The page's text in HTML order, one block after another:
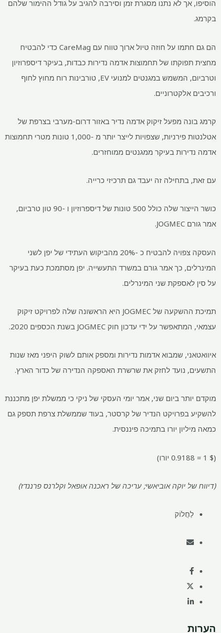
הוסיפו, אך לא נתנו מסגרת זמן וסירבה להגיב על גודל ההימור שלהם
בקרמג.
הם גם חתמו על חוזה טיול ארוך טווח עם CareMag כדי להבטיח
מחצית תפוקתו של תחמוצות אדמה נדירות כבדות, בעיקר דיספרוזיון
וטרביום, המשמש במגנטים למנועי EV, טורבינות רוח מחוץ לחוף
ורכיבים אלקטרוניים.
קרמג בונה מפעל זיקוק אדמה נדיר באזור דרום-מערבי בצרפת של
אטלנטות פירניות, שצפויות לייצר יותר מ -1,000 טונות מטרי תחמוצות
אדמה נדירות בעיקר ממגנטים ממוחזרים.
עם זאת, בתחילה זה יעבד גם תרכיזי כרייה.
כושר הייצור שלה כולל 500 טונות של דיספרוזיון ו -90 טון טרביום,
אמר גורם JOGMEC.
העסקה צפויה להבטיח כ -20% מהביקוש העתידי של יפן לשני
המינרלים, כך אמר גורם במשרד התעשייה. יפן מסתמכת כעת בעיקר
על סין לאספקת שני המינרלים.
תמיכת ההשקעה של JOGMEC היא הראשונה שלה לפרויקט זיקוק
עצמאי, המתאפשר על ידי עדכון חוק JOGMEC בשנת הכספים 2020.
איוואטאני, שמבוא אדמות נדירות ומספק אותם לשוק היפני מאז שנות
התשעים, נועד לחזק את שרשרת האספקה ​​הנדירה של כדור הארץ.
מוקדם יותר ביום שני, אמר יומי העסקי של ניקי כי ממשלת יפן מתכננת
להשקיע בפרויקט הנדיר של קרסטר, בעוד שממשלת צרפת תספק גם
כמאה מיליון יורו בתמיכה פיננסית.
($ 1 = 0.9188 יורו)
(דיווח של יוקה אוביאשי; עריכה של ראכנה אופאל וקלרנס פרננדז)
לַחֲלוֹק
הערות